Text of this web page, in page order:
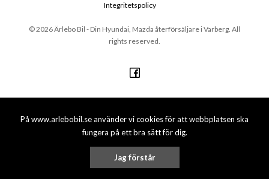
På www.arlebobil.se använder vi cookies för att webbplatsen ska
fungera på ett bra sätt för dig.
Jag förstår
© 2026 Ärlebo Bil - Din Hyundai, Mazda återförsäljare i Varberg. All
rights reserved.
Integritetspolicy